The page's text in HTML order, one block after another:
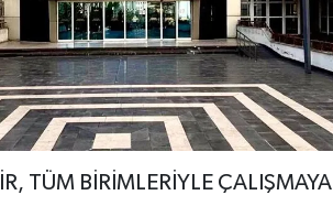
TÜM BİRİMLERİYLE